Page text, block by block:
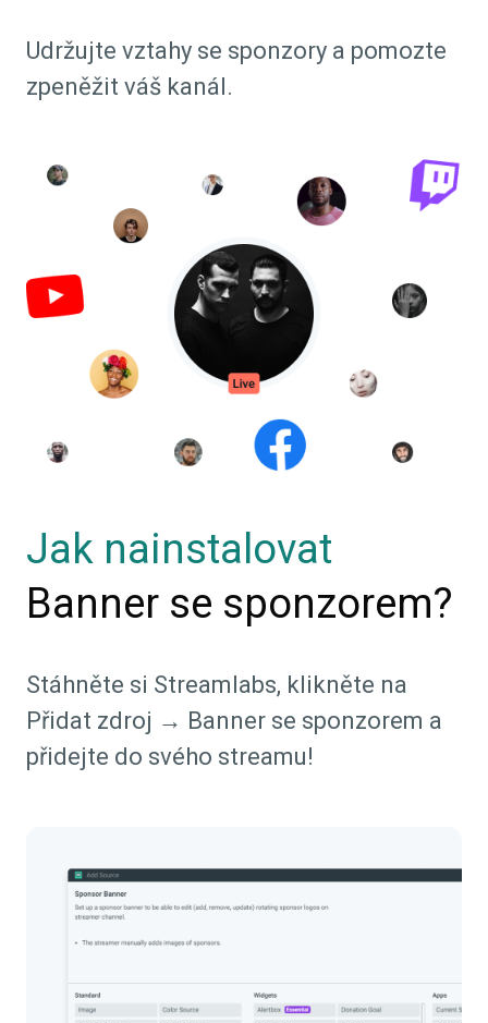
Udržujte vztahy se sponzory a pomozte
zpeněžit váš kanál.
Jak nainstalovat
Banner se sponzorem?
Stáhněte si Streamlabs, klikněte na
Přidat zdroj → Banner se sponzorem a
přidejte do svého streamu!